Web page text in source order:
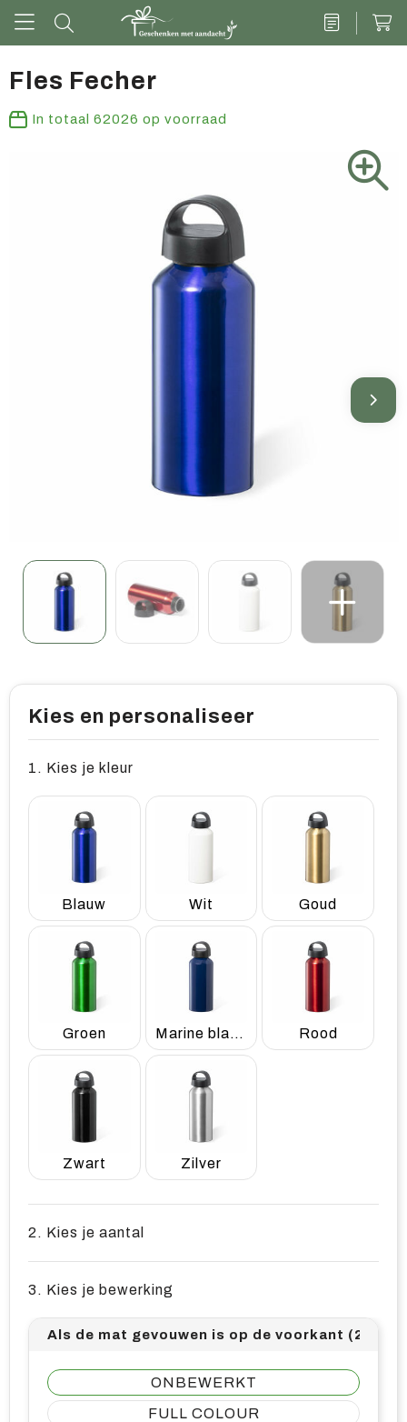
Vrije tijd & outdoor
Overige relatiegeschenken
Fles Fecher
In totaal 62026 op voorraad
Kies en personaliseer
1. Kies je kleur
Blauw Wit Goud
Groen Marine blauw Rood
Zwart Zilver
2. Kies je aantal
3. Kies je bewerking
Als de mat gevouwen is op de voorkant (25mm
ONBEWERKT
FULL COLOUR